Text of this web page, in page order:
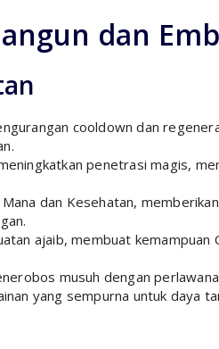
dan
cooldown dan
penetrasi magis,
dan Kesehatan,
ajaib, membuat kemampuan
musuh dengan
yang sempurna untuk daya